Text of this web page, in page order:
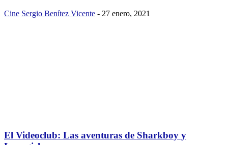
Cine Sergio Benítez Vicente - 27 enero, 2021
El Videoclub: Las aventuras de Sharkboy y